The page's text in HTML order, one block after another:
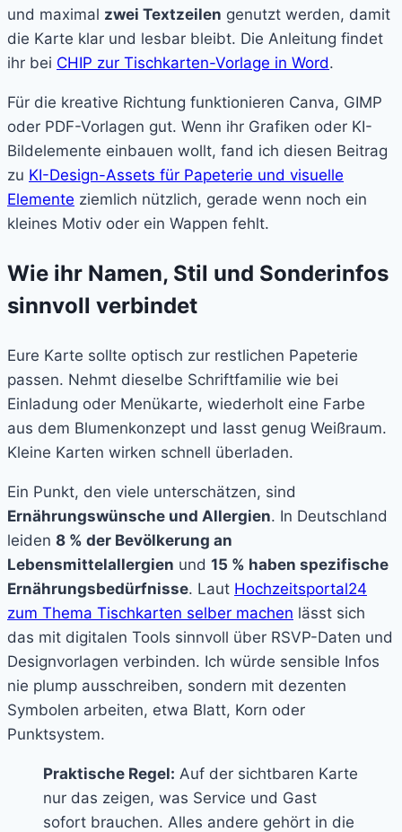
und maximal zwei Textzeilen genutzt werden, damit
die Karte klar und lesbar bleibt. Die Anleitung findet
ihr bei CHIP zur Tischkarten-Vorlage in Word.
Für die kreative Richtung funktionieren Canva, GIMP
oder PDF-Vorlagen gut. Wenn ihr Grafiken oder KI-
Bildelemente einbauen wollt, fand ich diesen Beitrag
zu KI-Design-Assets für Papeterie und visuelle
Elemente ziemlich nützlich, gerade wenn noch ein
kleines Motiv oder ein Wappen fehlt.
Wie ihr Namen, Stil und Sonderinfos
sinnvoll verbindet
Eure Karte sollte optisch zur restlichen Papeterie
passen. Nehmt dieselbe Schriftfamilie wie bei
Einladung oder Menükarte, wiederholt eine Farbe
aus dem Blumenkonzept und lasst genug Weißraum.
Kleine Karten wirken schnell überladen.
Ein Punkt, den viele unterschätzen, sind
Ernährungswünsche und Allergien. In Deutschland
leiden 8 % der Bevölkerung an
Lebensmittelallergien und 15 % haben spezifische
Ernährungsbedürfnisse. Laut Hochzeitsportal24
zum Thema Tischkarten selber machen lässt sich
das mit digitalen Tools sinnvoll über RSVP-Daten und
Designvorlagen verbinden. Ich würde sensible Infos
nie plump ausschreiben, sondern mit dezenten
Symbolen arbeiten, etwa Blatt, Korn oder
Punktsystem.
Praktische Regel: Auf der sichtbaren Karte
nur das zeigen, was Service und Gast
sofort brauchen. Alles andere gehört in die